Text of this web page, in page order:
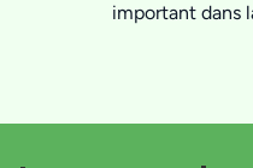
important dans